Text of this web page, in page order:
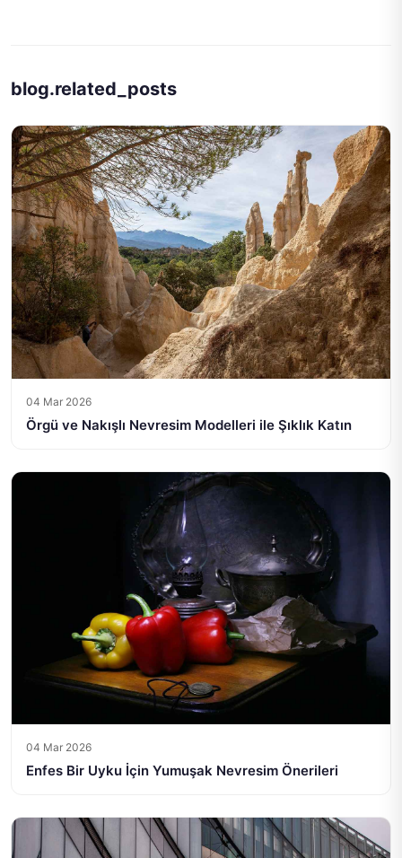
blog.related_posts
04 Mar 2026
Örgü ve Nakışlı Nevresim Modelleri ile Şıklık Katın
04 Mar 2026
Enfes Bir Uyku İçin Yumuşak Nevresim Önerileri